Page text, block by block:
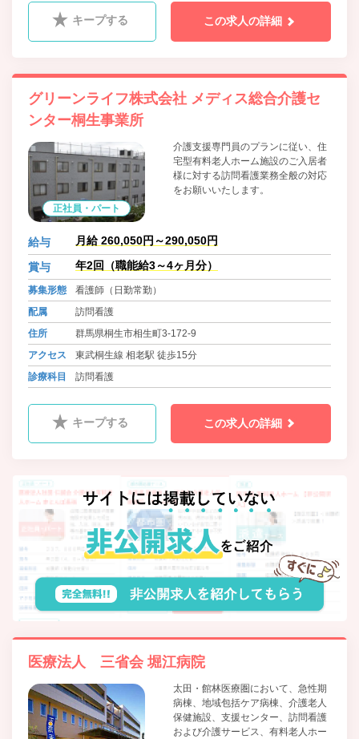
キープする この求人の詳細
グリーンライフ株式会社 メディス総合介護セ
ンター桐生事業所
正社員・パート
介護支援専門員のプランに従い、住
宅型有料老人ホーム施設のご入居者
様に対する訪問看護業務全般の対応
をお願いいたします。
給与 月給 260,050円～290,050円
賞与 年2回（職能給3～4ヶ月分）
募集形態
看護師（日勤常勤）
配属
訪問看護
住所
群馬県桐生市相生町3-172-9
アクセス
東武桐生線 相老駅 徒歩15分
診療科目
訪問看護
キープする この求人の詳細
医療法人 三省会 堀江病院
太田・館林医療圏において、急性期
病棟、地域包括ケア病棟、介護老人
保健施設、支援センター、訪問看護
および介護サービス、有料老人ホー